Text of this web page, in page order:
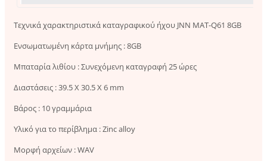
Τεχνικά χαρακτηριστικά καταγραφικού ήχου JNN MAT-Q61 8GB
Ενσωματωμένη κάρτα μνήμης : 8GB
Μπαταρία λιθίου : Συνεχόμενη καταγραφή 25 ώρες
Διαστάσεις : 39.5 X 30.5 X 6 mm
Βάρος : 10 γραμμάρια
Υλικό για το περίβλημα : Zinc alloy
Μορφή αρχείων : WAV